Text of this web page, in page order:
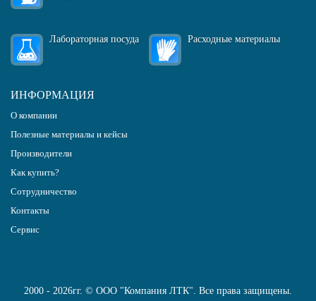
Лабораторная посуда Расходные материалы
ИНФОРМАЦИЯ
О компании
Полезные материалы и кейсы
Производители
Как купить?
Сотрудничество
Контакты
Сервис
2000 - 2026гг. © ООО "Компания ЛТК". Все права защищены.